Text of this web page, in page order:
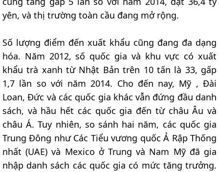
yên, và thị trường toàn cầu đang mở rộng.
Số lượng điểm đến xuất khẩu cũng đang đa dạng
hóa. Năm 2012, số quốc gia và khu vực có xuất
khẩu trà xanh từ Nhật Bản trên 10 tấn là 33, gấp
1,7 lần so với năm 2014. Cho đến nay, Mỹ , Đài
Loan, Đức và các quốc gia khác vẫn đứng đầu danh
sách, và hầu hết các quốc gia đến từ châu Âu và
châu Á. Tuy nhiên, so sánh hai năm, các quốc gia
Trung Đông như Các Tiểu vương quốc Ả Rập Thống
nhất (UAE) và Mexico ở Trung và Nam Mỹ đã gia
nhập danh sách các quốc gia có mức tăng trưởng.